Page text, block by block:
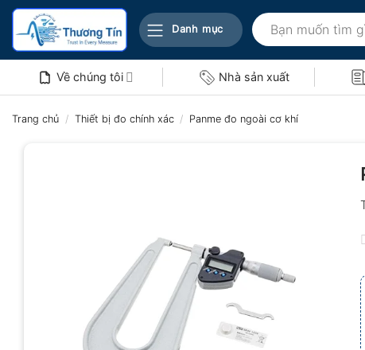
Bỏ
nội
Danh mục
Tìm
kiếm:
Về chúng tôi Nhà sản xuất
Trang chủ / Thiết bị đo chính xác / Panme đo ngoài cơ khí
5